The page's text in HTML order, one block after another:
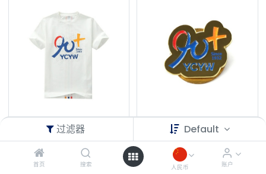
过滤器 Default
首页 搜索 人民币 账户
YCYW 90+纪念T恤
90+纪念徽章